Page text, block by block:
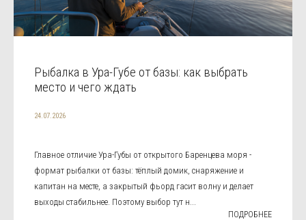
Рыбалка в Ура-Губе от базы: как выбрать
место и чего ждать
24.07.2026
Главное отличие Ура-Губы от открытого Баренцева моря -
формат рыбалки от базы: тёплый домик, снаряжение и
капитан на месте, а закрытый фьорд гасит волну и делает
выходы стабильнее. Поэтому выбор тут н...
ПОДРОБНЕЕ